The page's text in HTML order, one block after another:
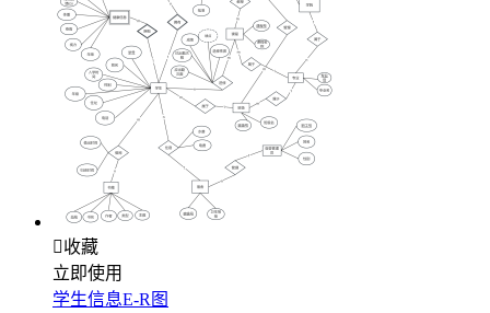
收藏
立即使用
学生信息E-R图